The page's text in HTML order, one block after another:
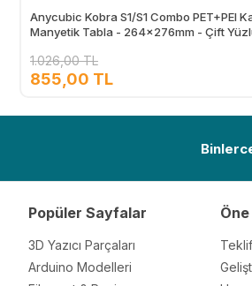
Anycubic Kobra S1/S1 Combo PET+PEI
Manyetik Tabla - 264x276mm - Çift
1.026,00 TL
855,00 TL
Popüler Sayfalar
3D Yazıcı Parçaları
Arduino Modelleri
Öne